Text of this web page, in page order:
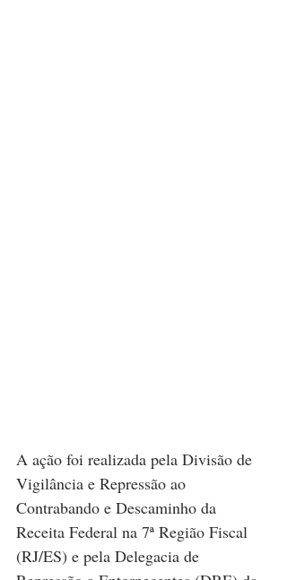
A ação foi realizada pela Divisão de
Vigilância e Repressão ao
Contrabando e Descaminho da
Receita Federal na 7ª Região Fiscal
(RJ/ES) e pela Delegacia de